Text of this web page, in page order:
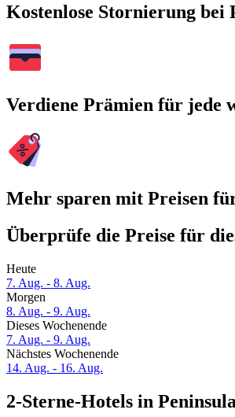
Kostenlose Stornierung bei
Verdiene Prämien für jede
Mehr sparen mit Preisen
Überprüfe die Preise für
Heute
7. Aug. - 8. Aug.
Morgen
8. Aug. - 9. Aug.
Dieses Wochenende
7. Aug. - 9. Aug.
Nächstes Wochenende
14. Aug. - 16. Aug.
2-Sterne-Hotels in Peninsula